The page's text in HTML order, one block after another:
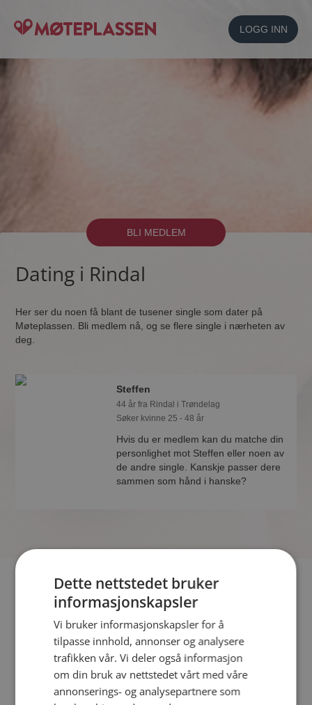
LOGG INN
BLI MEDLEM
Dating i Rindal
Her ser du noen få blant de tusener single som dater på
Møteplassen. Bli medlem nå, og se flere single i nærheten av
deg.
Steffen
44 år fra Rindal i Trøndelag
Søker kvinne 25 - 48 år
Hvis du er medlem kan du matche din
personlighet mot Steffen eller noen av
de andre single. Kanskje passer dere
sammen som hånd i hanske?
Hvis du søker dating i Rindal har du kommet til riktig sted. På
Møteplassen kan du bli medlem og søke blant tusenvis av
Läs mer
Trinn 1 - Bli medlem og lag en presentasjon
Dette nettstedet bruker
informasjonskapsler
Vi bruker informasjonskapsler for å
tilpasse innhold, annonser og analysere
trafikken vår. Vi deler også informasjon
om din bruk av nettstedet vårt med våre
annonserings- og analysepartnere som